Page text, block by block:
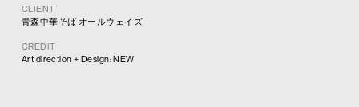
CLIENT
青森中華そば オールウェイズ
CREDIT
Art direction + Design: NEW